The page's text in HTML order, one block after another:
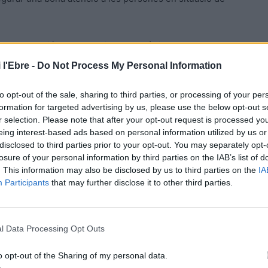
l'Ebre - Do Not Process My Personal Information
opt-out of the sale, sharing to third parties, or processing of your
for targeted advertising by us, please use the below opt-out
selection. Please note that after your opt-out request is processed
interest-based ads based on personal information utilized by us
to third parties prior to your opt-out. You may separately
of your personal information by third parties on the IAB’s list of
This information may also be disclosed by us to third parties on the
Participants that may further disclose it to other third parties.
Data Processing Opt Outs
opt-out of the Sharing of my personal data.
la Fundació SERES, entitat sense ànim de lucre amb
de la transformació de les empreses i impulsant-ne el
s’està treballant amb entitats socials locals,
i oferir canals d’atenció preferent per a
situació de vulnerabilitat per tal d’identificar les
que puguin tenir.
algunes de les iniciatives que ja estaven en curs,
desplegaran nous idiomes per atendre els nostres
que no dominen l’idioma.
a més de facilitar les gestions amb cita prèvia a
poder fer gestions en nom d’altres persones,